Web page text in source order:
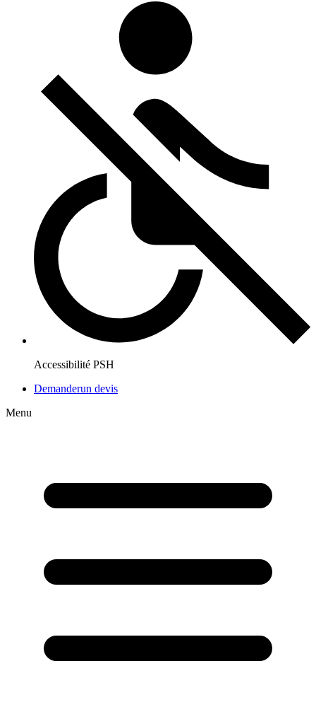
Accessibilité PSH
Demanderun devis
Menu